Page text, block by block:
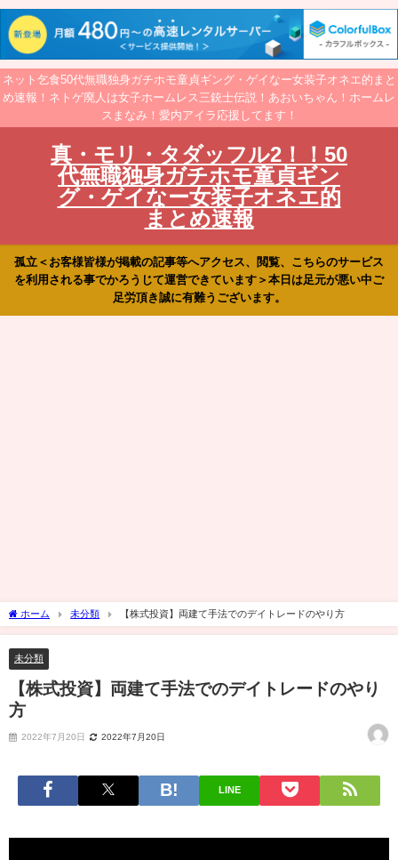
ネット乞食50代無職独身ガチホモ童貞ギング・ゲイなー女装子オネエ的まと
め速報！ネトゲ廃人は女子ホームレス三銃士伝説！あおいちゃん！ホームレ
スまなみ！愛内アイラ応援してます！
真・モリ・タダッフル2！！50
代無職独身ガチホモ童貞ギン
グ・ゲイなー女装子オネエ的
まとめ速報
孤立＜お客様皆様が掲載の記事等へアクセス、閲覧、こちらのサービス
を利用される事でかろうじて運営できています＞本日は足元が悪い中ご
足労頂き誠に有難うございます。
ホーム 未分類 【株式投資】両建て手法でのデイトレードのやり方
未分類
【株式投資】両建て手法でのデイトレードのやり
方
2022年7月20日 2022年7月20日
LINE